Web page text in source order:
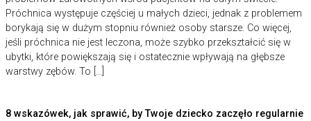
Próchnica występuje częściej u małych dzieci, jednak z problemem
borykają się w dużym stopniu również osoby starsze. Co więcej,
jeśli próchnica nie jest leczona, może szybko przekształcić się w
ubytki, które powiększają się i ostatecznie wpływają na głębsze
warstwy zębów. To […]
8 wskazówek, jak sprawić, by Twoje dziecko zaczęło regularnie